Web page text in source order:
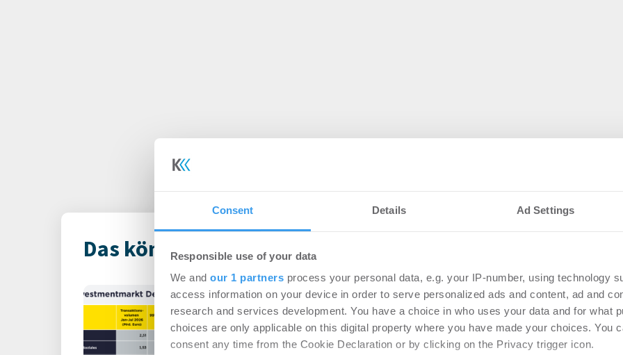
Consent Details Ad Settings
Responsible use of your data
We and our 1 partners process your personal data, e.g. your IP-number, using technology
access information on your device in order to serve personalized ads and content, ad and
research and services development. You have a choice in who uses your data and for what
choices are only applicable on this digital property where you have made your choices. You
consent any time from the Cookie Declaration or by clicking on the Privacy trigger icon.
Das könnte Dich auch interessieren
Immobilieninvestmentmarkt
Deutschland – August 2026
Büro | Märkte -06.08.2026